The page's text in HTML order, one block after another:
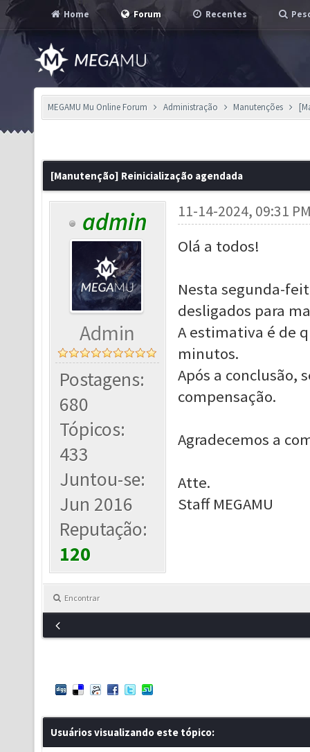
Home Forum Recentes
MEGAMU Mu Online Forum Administração Manutenções
[Manutenção] Reinicialização agendada
admin
Admin
Postagens:
680
Tópicos:
433
Juntou-se:
Jun 2016
Reputação:
120
11-14-2024, 09:31
Olá a todos!
Nesta segunda-
desligados para
A estimativa é de
minutos.
Após a conclusão,
compensação.
Agradecemos a
Atte.
Staff MEGAMU
Encontrar
Usuários visualizando este tópico: